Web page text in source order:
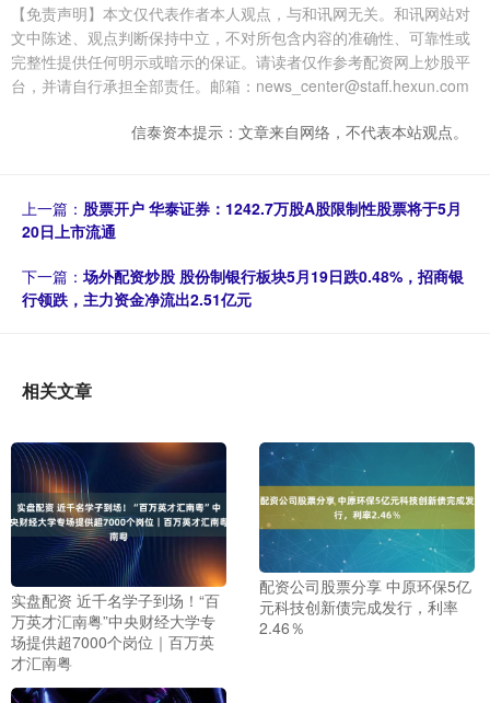
【免责声明】本文仅代表作者本人观点，与和讯网无关。和讯网站对
文中陈述、观点判断保持中立，不对所包含内容的准确性、可靠性或
完整性提供任何明示或暗示的保证。请读者仅作参考配资网上炒股平
台，并请自行承担全部责任。邮箱：news_center@staff.hexun.com
信泰资本提示：文章来自网络，不代表本站观点。
上一篇： 股票开户 华泰证券：1242.7万股A股限制性股票将于5月
20日上市流通
下一篇：场外配资炒股 股份制银行板块5月19日跌0.48%，招商银
行领跌，主力资金净流出2.51亿元
相关文章
实盘配资 近千名学子到场！“百
万英才汇南粤”中央财经大学专
场提供超7000个岗位｜百万英
才汇南粤
配资公司股票分享 中原环保5亿
元科技创新债完成发行，利率
2.46％